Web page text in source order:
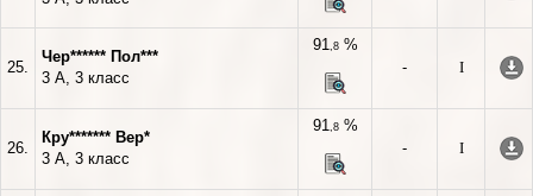
25.
Чер****** Пол***
3 А, 3 класс
91,8%
-
I
26.
Кру******* Вер*
3 А, 3 класс
91,8%
-
I